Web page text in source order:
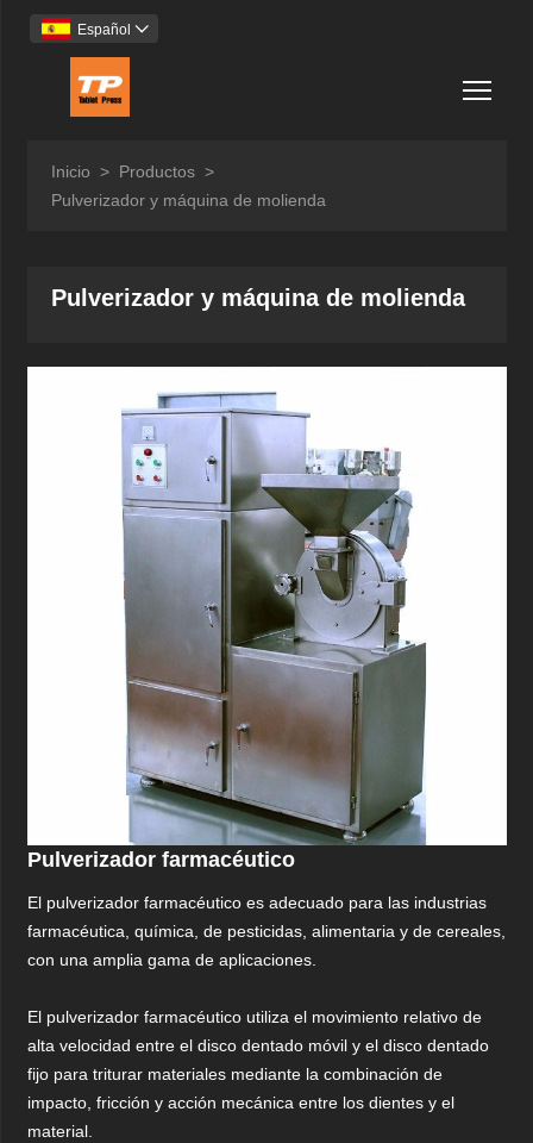
Español 
Inicio > Productos >
Pulverizador y máquina de molienda
Pulverizador y máquina de molienda
Pulverizador farmacéutico
El pulverizador farmacéutico es adecuado para las industrias
farmacéutica, química, de pesticidas, alimentaria y de cereales,
con una amplia gama de aplicaciones.
El pulverizador farmacéutico utiliza el movimiento relativo de
alta velocidad entre el disco dentado móvil y el disco dentado
fijo para triturar materiales mediante la combinación de
impacto, fricción y acción mecánica entre los dientes y el
material.